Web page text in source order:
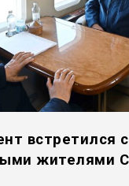
встретился с
жителями